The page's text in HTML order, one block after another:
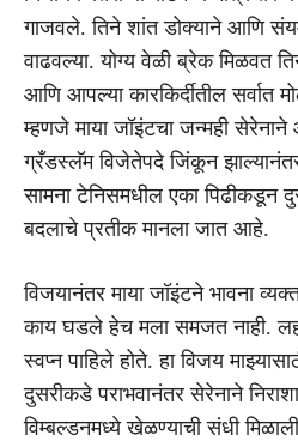
गाजवले. तिने शांत डोक्याने आणि
वाढवल्या. योग्य वेळी ब्रेक मिळवत
आणि आपल्या कारकिर्दीतील सर्वात
म्हणजे माया जॉइंटचा जन्मही
ग्रँडस्लॅम विजेतेपदे जिंकून झाल्यानंतर
सामना टेनिसमधील एका पिढीकडून
बदलाचे प्रतीक मानला जात आहे.
विजयानंतर माया जॉइंटने भावना
काय घडले हेच मला समजत नाही.
स्वप्न पाहिले होते. हा विजय
दुसरीकडे पराभवानंतर सेरेनाने
विम्बल्डनमध्ये खेळण्याची संधी